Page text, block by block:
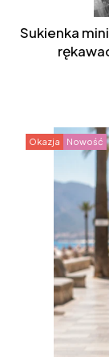
Sukienka
Okazja Nowość